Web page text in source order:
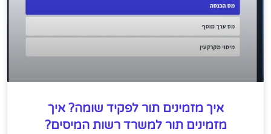
איך מזמינים תור לפקיד שומה? איך
מזמינים תור למשרד רשות המיסים?